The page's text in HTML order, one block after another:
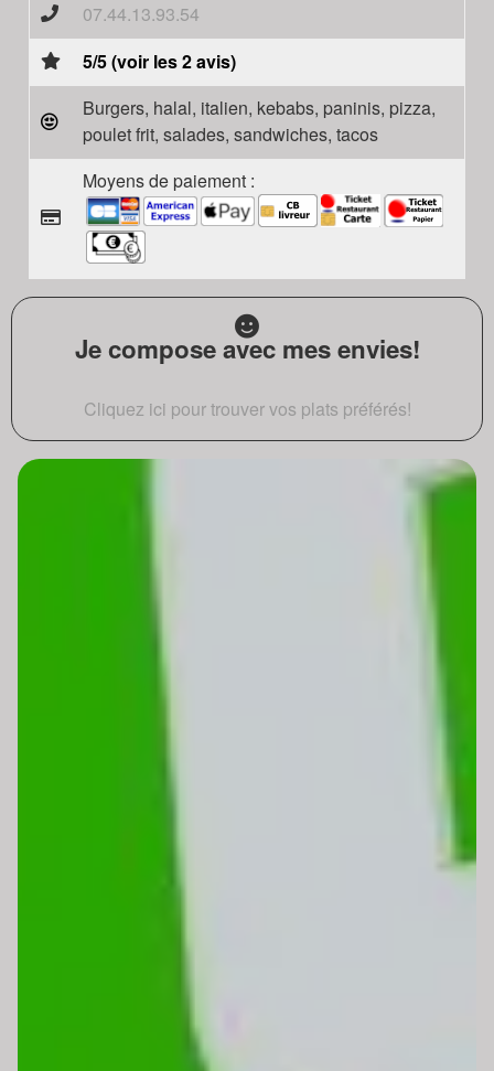
07.44.13.93.54
5/5 (voir les 2 avis)
Burgers, halal, italien, kebabs, paninis, pizza,
poulet frit, salades, sandwiches, tacos
Moyens de paiement :
Je compose avec mes envies!
Cliquez ici pour trouver vos plats préférés!